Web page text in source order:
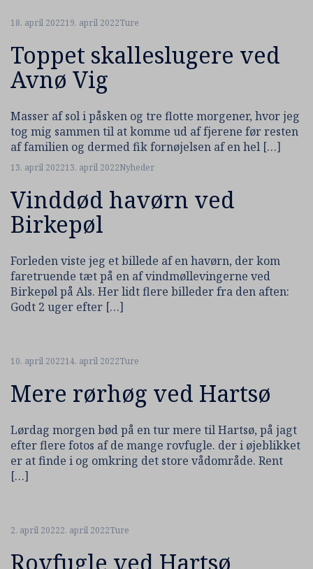
18. april 202219. april 2022Ture
Toppet skalleslugere ved
Avnø Vig
Masser af sol i påsken og tre flotte morgener, hvor jeg
tog mig sammen til at komme ud af fjerene før resten
af familien og dermed fik fornøjelsen af en hel […]
13. april 202213. april 2022Nyheder
Vinddød havørn ved
Birkepøl
Forleden viste jeg et billede af en havørn, der kom
faretruende tæt på en af vindmøllevingerne ved
Birkepøl på Als. Her lidt flere billeder fra den aften:
Godt 2 uger efter […]
10. april 202214. april 2022Ture
Mere rørhøg ved Hartsø
Lørdag morgen bød på en tur mere til Hartsø, på jagt
efter flere fotos af de mange rovfugle. der i øjeblikket
er at finde i og omkring det store vådområde. Rent
[…]
2. april 20222. april 2022Ture
Rovfugle ved Hartsø